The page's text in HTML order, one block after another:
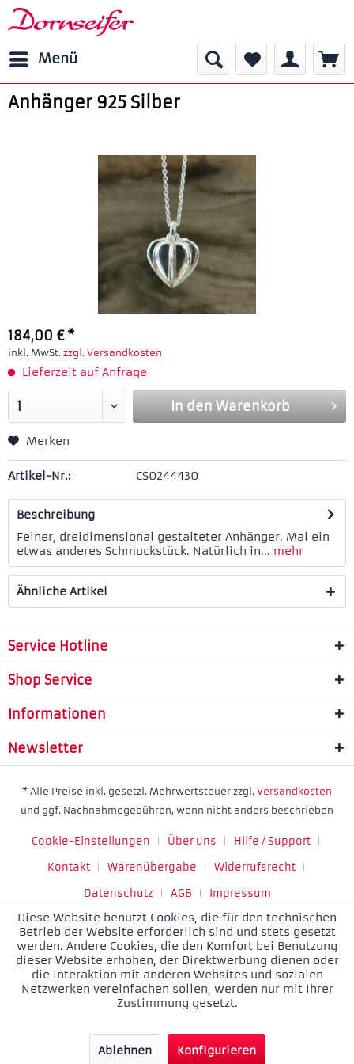
Menü
Anhänger 925 Silber
184,00 € *
inkl. MwSt. zzgl. Versandkosten
Lieferzeit auf Anfrage
In den Warenkorb
Merken
Artikel-Nr.: CS0244430
Beschreibung
Feiner, dreidimensional gestalteter Anhänger. Mal ein
etwas anderes Schmuckstück. Natürlich in... mehr
Ähnliche Artikel
Service Hotline
Shop Service
Informationen
Newsletter
* Alle Preise inkl. gesetzl. Mehrwertsteuer zzgl. Versandkosten
und ggf. Nachnahmegebühren, wenn nicht anders beschrieben
Cookie-Einstellungen Über uns
Hilfe / Support
Kontakt
Warenübergabe
Widerrufsrecht
Datenschutz
AGB Impressum
Diese Website benutzt Cookies, die für den technischen
Betrieb der Website erforderlich sind und stets gesetzt
werden. Andere Cookies, die den Komfort bei Benutzung
dieser Website erhöhen, der Direktwerbung dienen oder
die Interaktion mit anderen Websites und sozialen
Netzwerken vereinfachen sollen, werden nur mit Ihrer
Zustimmung gesetzt.
Ablehnen Konfigurieren